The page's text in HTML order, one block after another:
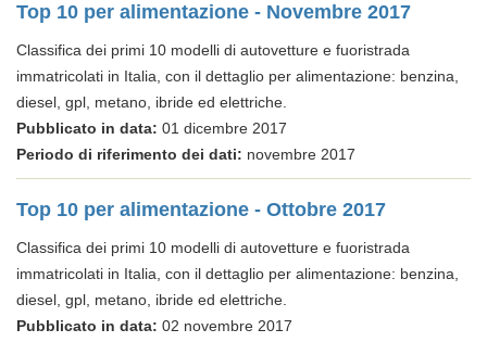
Top 10 per alimentazione - Novembre 2017
Classifica dei primi 10 modelli di autovetture e fuoristrada
immatricolati in Italia, con il dettaglio per alimentazione: benzina,
diesel, gpl, metano, ibride ed elettriche.
Pubblicato in data: 01 dicembre 2017
Periodo di riferimento dei dati: novembre 2017
Top 10 per alimentazione - Ottobre 2017
Classifica dei primi 10 modelli di autovetture e fuoristrada
immatricolati in Italia, con il dettaglio per alimentazione: benzina,
diesel, gpl, metano, ibride ed elettriche.
Pubblicato in data: 02 novembre 2017